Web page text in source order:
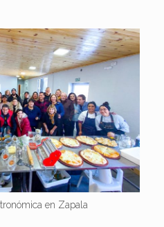
en Zapala